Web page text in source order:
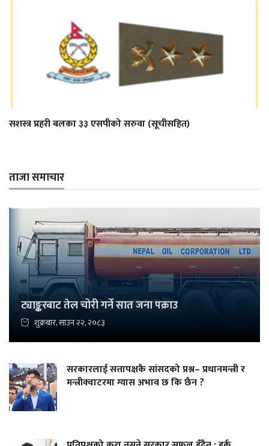
सशस्त्र प्रहरी बलका ३३ एसपीको सरुवा (सूचीसहित)
ताजा समाचार
ट्याङ्करबाट तेल चोरी गर्ने सात जना पक्राउ
शुक्रबार, साउन २२, २०८३
सरकारलाई सत्तापक्षकै सांसदको प्रश्न– प्रधानमन्त्री र
मन्त्रीक्वाटरमा ग्यास अभाव छ कि छैन ?